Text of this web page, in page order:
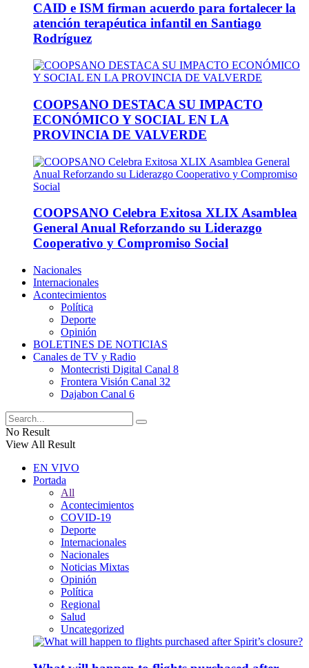
CAID e ISM firman acuerdo para fortalecer la
atención terapéutica infantil en Santiago
Rodríguez
COOPSANO DESTACA SU IMPACTO
ECONÓMICO Y SOCIAL EN LA
PROVINCIA DE VALVERDE
COOPSANO Celebra Exitosa XLIX Asamblea
General Anual Reforzando su Liderazgo
Cooperativo y Compromiso Social
Nacionales
Internacionales
Acontecimientos
Política
Deporte
Opinión
BOLETINES DE NOTICIAS
Canales de TV y Radio
Montecristi Digital Canal 8
Frontera Visión Canal 32
Dajabon Canal 6
No Result
View All Result
EN VIVO
Portada
All
Acontecimientos
COVID-19
Deporte
Internacionales
Nacionales
Noticias Mixtas
Opinión
Política
Regional
Salud
Uncategorized